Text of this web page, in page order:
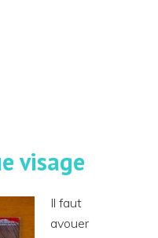
visage
Il faut
avouer